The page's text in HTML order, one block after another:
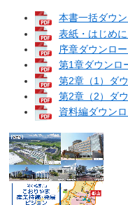
本書一括ダウ
表紙・はじめ
序章ダウンロ
第1章ダウンロ
第2章（1）ダ
第2章（2）ダ
資料編ダウン